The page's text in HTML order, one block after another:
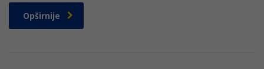
Opširnije